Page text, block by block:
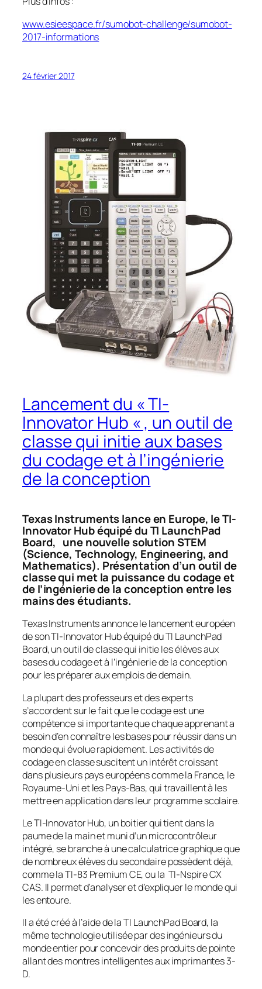
www.esieespace.fr/sumobot-challenge/sumobot-
2017-informations
24 février 2017
Lancement du « TI-
Innovator Hub « , un outil de
classe qui initie aux bases
du codage et à l’ingénierie
de la conception
Texas Instruments lance en Europe, le TI-
Innovator Hub équipé du TI LaunchPad
Board, une nouvelle solution STEM
(Science, Technology, Engineering, and
Mathematics). Présentation d’un outil de
classe qui met la puissance du codage et
de l’ingénierie de la conception entre les
mains des étudiants.
Texas Instruments annonce le lancement européen
de son TI-Innovator Hub équipé du TI LaunchPad
Board, un outil de classe qui initie les élèves aux
bases du codage et à l’ingénierie de la conception
pour les préparer aux emplois de demain.
La plupart des professeurs et des experts
s’accordent sur le fait que le codage est une
compétence si importante que chaque apprenant a
besoin d’en connaître les bases pour réussir dans un
monde qui évolue rapidement. Les activités de
codage en classe suscitent un intérêt croissant
dans plusieurs pays européens comme la France, le
Royaume-Uni et les Pays-Bas, qui travaillent à les
mettre en application dans leur programme scolaire.
Le TI-Innovator Hub, un boitier qui tient dans la
paume de la main et muni d’un microcontrôleur
intégré, se branche à une calculatrice graphique que
de nombreux élèves du secondaire possèdent déjà,
comme la TI-83 Premium CE, ou la TI-Nspire CX
CAS. Il permet d’analyser et d’expliquer le monde qui
les entoure.
Il a été créé à l’aide de la TI LaunchPad Board, la
même technologie utilisée par des ingénieurs du
monde entier pour concevoir des produits de pointe
allant des montres intelligentes aux imprimantes 3-
D.